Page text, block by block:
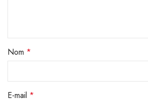
Nom *
E-mail *